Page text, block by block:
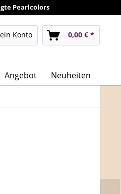
Pearlcolors
Konto 0,00 € *
Angebot Neuheiten